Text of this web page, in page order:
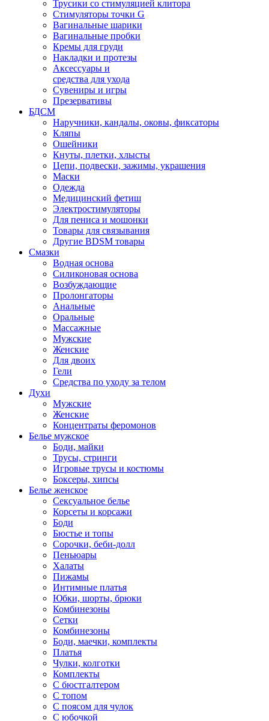
Трусики со стимуляцией клитора
Стимуляторы точки G
Вагинальные шарики
Вагинальные пробки
Кремы для груди
Накладки и протезы
Аксессуары и
средства для ухода
Сувениры и игры
Презервативы
БДСМ
Наручники, кандалы, оковы, фиксаторы
Кляпы
Ошейники
Кнуты, плетки, хлысты
Цепи, подвески, зажимы, украшения
Маски
Одежда
Медицинский фетиш
Электростимуляторы
Для пениса и мошонки
Товары для связывания
Другие BDSM товары
Смазки
Водная основа
Силиконовая основа
Возбуждающие
Пролонгаторы
Анальные
Оральные
Массажные
Мужские
Женские
Для двоих
Гели
Средства по уходу за телом
Духи
Мужские
Женские
Концентраты феромонов
Белье мужское
Боди, майки
Трусы, стринги
Игровые трусы и костюмы
Боксеры, хипсы
Белье женское
Сексуальное белье
Корсеты и корсажи
Боди
Бюстье и топы
Сорочки, беби-долл
Пеньюары
Халаты
Пижамы
Интимные платья
Юбки, шорты, брюки
Комбинезоны
Сетки
Комбинезоны
Боди, маечки, комплекты
Платья
Чулки, колготки
Комплекты
С бюстгалтером
С топом
С поясом для чулок
С юбочкой